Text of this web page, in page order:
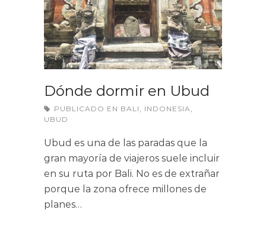
Dónde dormir en Ubud
PUBLICADO EN BALI INDONESIA
UBUD
Ubud es una de las paradas que la
gran mayoría de viajeros suele incluir
en su ruta por Bali. No es de extrañar
porque la zona ofrece millones de
planes…